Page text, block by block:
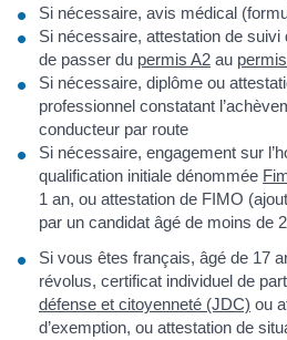
Si nécessaire, avis médical
Si nécessaire, attestation de
de passer du permis A2 au
Si nécessaire, diplôme ou
professionnel constatant
conducteur par route
Si nécessaire, engagement sur
qualification initiale dénommée
1 an, ou attestation de FIMO
par un candidat âgé de moins de
Si vous êtes français, âgé de 17
révolus, certificat individuel de
défense et citoyenneté (JDC) ou
d’exemption, ou attestation de